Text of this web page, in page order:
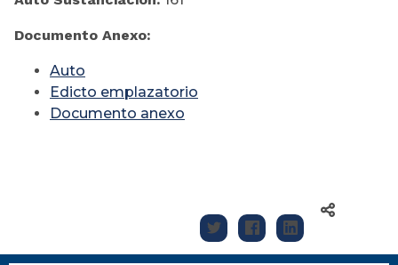
Documento Anexo:
Auto
Edicto emplazatorio
Documento anexo